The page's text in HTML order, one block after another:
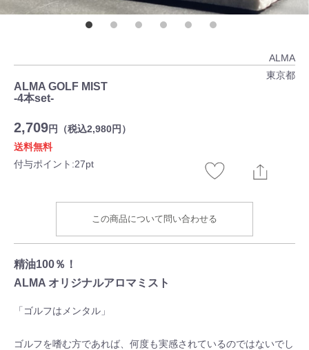
ALMA
東京都
ALMA GOLF MIST
-4本set-
2,709円（税込2,980円）
送料無料
付与ポイント:27pt
この商品について問い合わせる
精油100％！
ALMA オリジナルアロマミスト
「ゴルフはメンタル」
ゴルフを嗜む方であれば、何度も実感されているのではないでし